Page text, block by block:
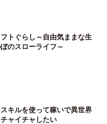
トぐらし～自由気ままな生
のスローライフ～
キルを使って稼いで異世界
ャイチャしたい